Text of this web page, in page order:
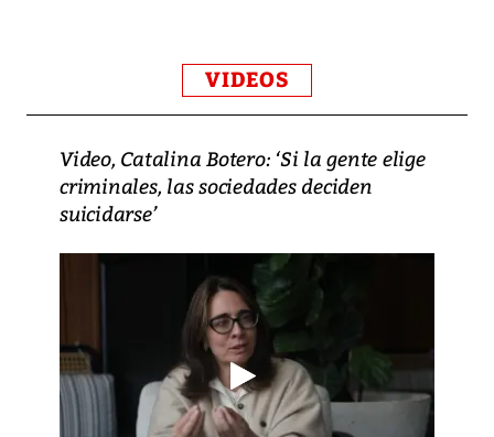
VIDEOS
Video, Catalina Botero: ‘Si la gente elige
criminales, las sociedades deciden
suicidarse’